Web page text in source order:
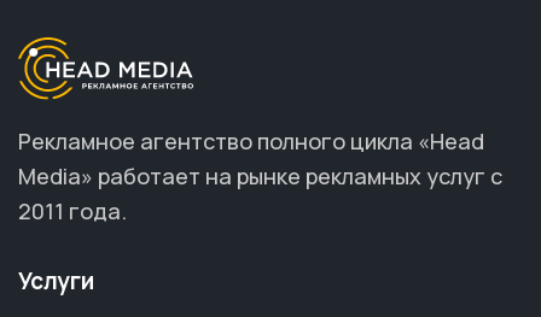
Рекламное агентство полного цикла «Head
Media» работает на рынке рекламных услуг с
2011 года.
Услуги